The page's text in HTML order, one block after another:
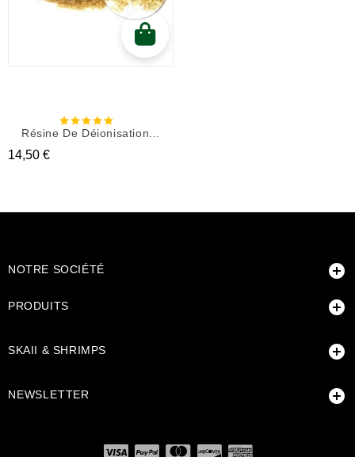
Résine De Déionisation...
Prix
14,50 €
NOTRE SOCIÉTÉ 
PRODUITS 
SKAII & SHRIMPS 
NEWSLETTER 